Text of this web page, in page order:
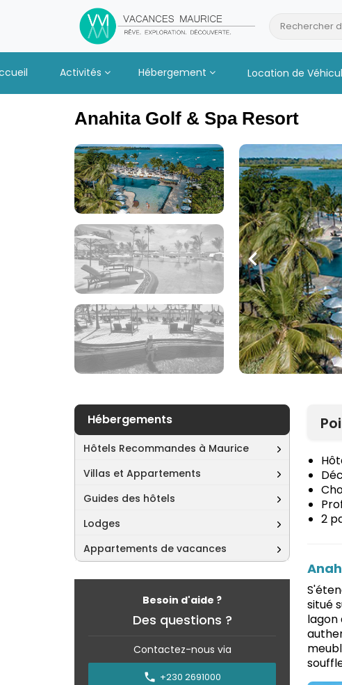
Rechercher
Activités Hébergement Location de
Anahita Golf & Spa Resort
Hébergements
Hôtels Recommandes à Maurice
Villas et Appartements
Guides des hôtels
Lodges
Appartements de vacances
Besoin d'aide ?
Des questions ?
Contactez-nous via
+230 2691000
2
situé
lagon